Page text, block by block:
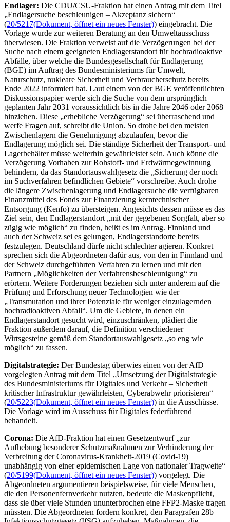
Endlager: Die CDU/CSU-Fraktion hat einen Antrag mit dem Titel
„Endlagersuche beschleunigen – Akzeptanz sichern“
(20/5217(Dokument, öffnet ein neues Fenster)) eingebracht. Die
Vorlage wurde zur weiteren Beratung an den Umweltausschuss
überwiesen. Die Fraktion verweist auf die Verzögerungen bei der
Suche nach einem geeigneten Endlagerstandort für hochradioaktive
Abfälle, über welche die Bundesgesellschaft für Endlagerung
(BGE) im Auftrag des Bundesministeriums für Umwelt,
Naturschutz, nukleare Sicherheit und Verbraucherschutz bereits
Ende 2022 informiert hat. Laut einem von der BGE veröffentlichten
Diskussionspapier werde sich die Suche von dem ursprünglich
geplanten Jahr 2031 voraussichtlich bis in die Jahre 2046 oder 2068
hinziehen. Diese „erhebliche Verzögerung“ sei überraschend und
werfe Fragen auf, schreibt die Union. So drohe bei den meisten
Zwischenlagern die Genehmigung abzulaufen, bevor die
Endlagerung möglich sei. Die ständige Sicherheit der Transport- und
Lagerbehälter müsse weiterhin gewährleistet sein. Auch könne die
Verzögerung Vorhaben zur Rohstoff- und Erdwärmegewinnung
behindern, da das Standortauswahlgesetz die „Sicherung der noch
im Suchverfahren befindlichen Gebiete“ vorschreibe. Auch drohe
die längere Zwischenlagerung und Endlagersuche die verfügbaren
Finanzmittel des Fonds zur Finanzierung kerntechnischer
Entsorgung (Kenfo) zu übersteigen. Angesichts dessen müsse es das
Ziel sein, den Endlagerstandort „mit der gegebenen Sorgfalt, aber so
zügig wie möglich“ zu finden, heißt es im Antrag. Finnland und
auch der Schweiz sei es gelungen, Endlagerstandorte bereits
festzulegen. Deutschland dürfe nicht schlechter agieren. Konkret
sprechen sich die Abgeordneten dafür aus, von den in Finnland und
der Schweiz durchgeführten Verfahren zu lernen und mit den
Partnern „Möglichkeiten der Verfahrensbeschleunigung“ zu
erörtern. Weitere Forderungen beziehen sich unter anderem auf die
Prüfung und Erforschung neuer Technologien wie der
„Transmutation und ihrer Potenziale für weniger einzulagernden
hochradioaktiven Abfall“. Um die Gebiete, in denen ein
Endlagerstandort gesucht wird, einzuschränken, plädiert die
Fraktion außerdem darauf, die Definition verschiedener
Wirtsgesteine gemäß dem Standortauswahlgesetz „so eng wie
möglich“ zu fassen.
Digitalstrategie: Der Bundestag überwies einen von der AfD
vorgelegten Antrag mit dem Titel „Umsetzung der Digitalstrategie
des Bundesministeriums für Digitales und Verkehr – Sicherheit
kritischer Infrastruktur gewährleisten, Cyberabwehr priorisieren“
(20/5223(Dokument, öffnet ein neues Fenster)) in die Ausschüsse.
Die Vorlage wird im Ausschuss für Digitales federführend
behandelt.
Corona: Die AfD-Fraktion hat einen Gesetzentwurf „zur
Aufhebung besonderer Schutzmaßnahmen zur Verhinderung der
Verbreitung der Coronavirus-Krankheit-2019 (Covid-19)
unabhängig von einer epidemischen Lage von nationaler Tragweite“
(20/5199(Dokument, öffnet ein neues Fenster)) vorgelegt. Die
Abgeordneten argumentieren beispielsweise, für viele Menschen,
die den Personenfernverkehr nutzten, bedeute die Maskenpflicht,
dass sie über viele Stunden ununterbrochen eine FFP2-Maske tragen
müssten. Die Abgeordneten fordern konkret, den Paragrafen 28b